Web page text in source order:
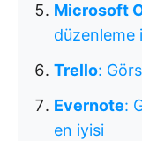
Microsoft
düzenleme
Trello:
Evernote:
en iyisi